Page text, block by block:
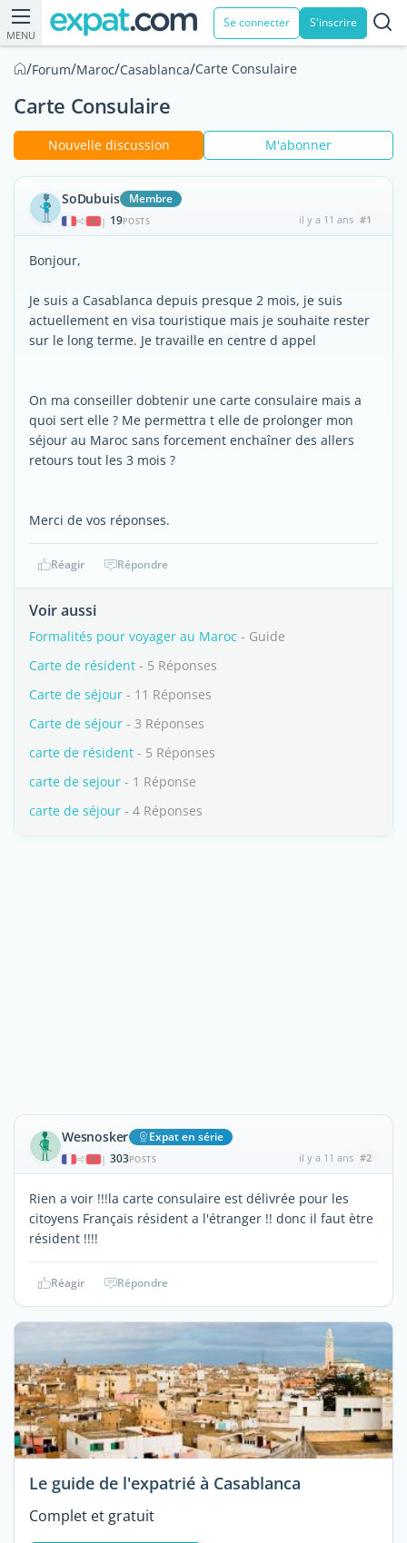
MENU
Se connecter S'inscrire
/Forum/Maroc/Casablanca/Carte Consulaire
Carte Consulaire
Nouvelle discussion M'abonner
SoDubuis Membre
| 19POSTS il y a 11 ans #1
Bonjour,
Je suis a Casablanca depuis presque 2 mois, je suis
actuellement en visa touristique mais je souhaite rester
sur le long terme. Je travaille en centre d appel
On ma conseiller dobtenir une carte consulaire mais a
quoi sert elle ? Me permettra t elle de prolonger mon
séjour au Maroc sans forcement enchaîner des allers
retours tout les 3 mois ?
Merci de vos réponses.
Réagir Répondre
Voir aussi
Formalités pour voyager au Maroc - Guide
Carte de résident - 5 Réponses
Carte de séjour - 11 Réponses
Carte de séjour - 3 Réponses
carte de résident - 5 Réponses
carte de sejour - 1 Réponse
carte de séjour - 4 Réponses
Wesnosker Expat en série
| 303POSTS il y a 11 ans #2
Rien a voir !!!la carte consulaire est délivrée pour les
citoyens Français résident a l'étranger !! donc il faut ètre
résident !!!!
Réagir Répondre
Le guide de l'expatrié à Casablanca
Complet et gratuit